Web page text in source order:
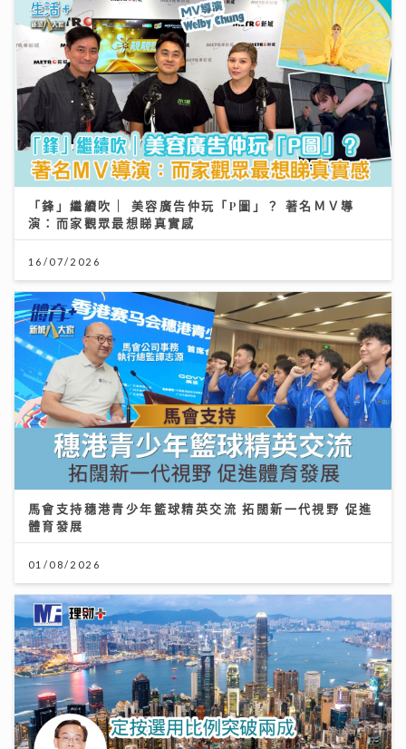
「鋒」繼續吹 | 美容廣告仲玩「P圖」？ 著名ＭＶ導
演：而家觀眾最想睇真實感
16/07/2026
馬會支持穗港青少年籃球精英交流 拓闊新一代視野 促進
體育發展
01/08/2026